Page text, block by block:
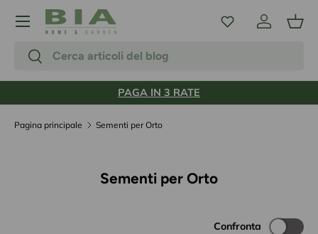
Passa ai contenuti
CercaCerca
Accedi
Menu
PAGA IN 3 RATE
Pagina principale Sementi per Orto
Sementi per Orto
Confronta